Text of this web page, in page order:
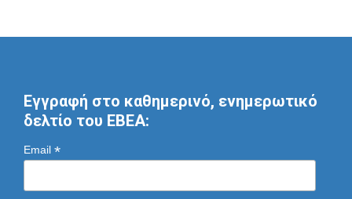
Εγγραφή στο καθημερινό, ενημερωτικό
δελτίο του ΕΒΕΑ:
Email *